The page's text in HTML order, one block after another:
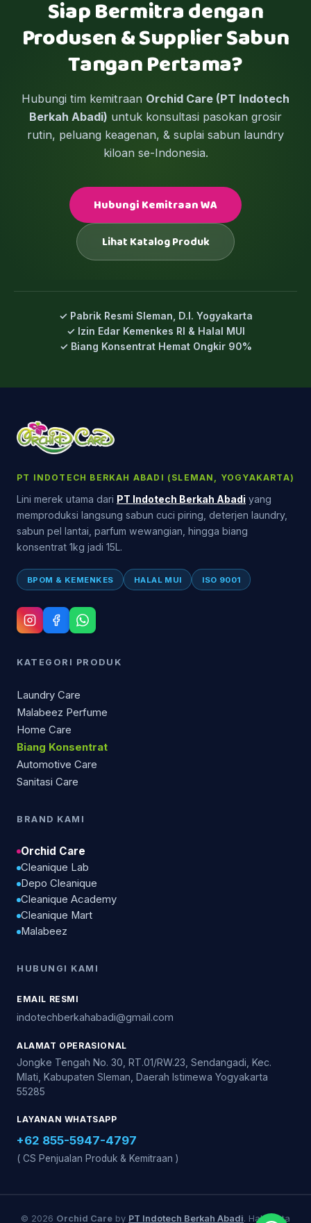
Siap Bermitra dengan
Produsen & Supplier Sabun
Tangan Pertama?
Hubungi tim kemitraan Orchid Care (PT Indotech
Berkah Abadi) untuk konsultasi pasokan grosir
rutin, peluang keagenan, & suplai sabun laundry
kiloan se-Indonesia.
Hubungi Kemitraan WA
Lihat Katalog Produk
✓ Pabrik Resmi Sleman, D.I. Yogyakarta
✓ Izin Edar Kemenkes RI & Halal MUI
✓ Biang Konsentrat Hemat Ongkir 90%
PT INDOTECH BERKAH ABADI (SLEMAN, YOGYAKARTA)
Lini merek utama dari PT Indotech Berkah Abadi yang
memproduksi langsung sabun cuci piring, deterjen laundry,
sabun pel lantai, parfum wewangian, hingga biang
konsentrat 1kg jadi 15L.
BPOM & KEMENKES HALAL MUI ISO 9001
KATEGORI PRODUK
Laundry Care
Malabeez Perfume
Home Care
Biang Konsentrat
Automotive Care
Sanitasi Care
BRAND KAMI
Orchid Care
Cleanique Lab
Depo Cleanique
Cleanique Academy
Cleanique Mart
Malabeez
HUBUNGI KAMI
EMAIL RESMI
indotechberkahabadi@gmail.com
ALAMAT OPERASIONAL
Jongke Tengah No. 30, RT.01/RW.23, Sendangadi, Kec.
Mlati, Kabupaten Sleman, Daerah Istimewa Yogyakarta
55285
LAYANAN WHATSAPP
+62 855-5947-4797
( CS Penjualan Produk & Kemitraan )
© 2026 Orchid Care by PT Indotech Berkah Abadi. Hak Cipta